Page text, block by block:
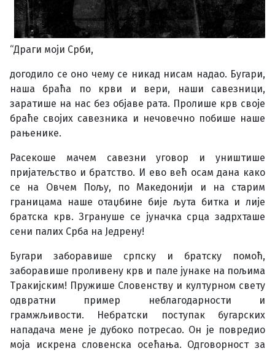
“Драги моји Срби,
догодило се оно чему се никад нисам надао. Бугари,
наша браћа по крви и вери, наши савезници,
заратише на нас без објаве рата. Пролише крв своје
браће својих савезника и нечовечно побише наше
рањенике.
Расекоше мачем савезни уговор и уништише
пријатељство и братство. И ево већ осам дана како
се на Овчем Пољу, по Македонији и на старим
границама наше отаџбине бије љута битка и лије
братска крв. Згрануше се јуначка срца задрхташе
сени палих Срба на Једрену!
Бугари заборавише српску и братску помоћ,
заборавише проливену крв и пале јунаке на пољима
Тракијским! Пружише Словенству и културном свету
одвратни пример неблагодарности и
грамжљивости. Небратски поступак бугарских
нападача мене је дубоко потресао. Он је повредио
моја искрена словенска осећања. Одговорност за